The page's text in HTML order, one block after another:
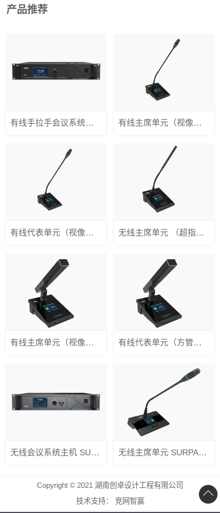
产品推荐
有线手拉手会议系统主机（4+1+1视像高清矩阵） SURPASS / S200 有线主席单元（视像跟踪） SURPASS / S200AZ
有线代表单元（视像跟踪） SURPASS / S200AD 无线主席单元 （超指向性） SURPASS / W100BZ
有线主席单元（视像跟踪） SURPASS / S200CZ 有线代表单元（方管）（视像跟踪） SURPASS / S200CD
无线会议系统主机 SURPASS / W100 无线主席单元 SURPASS / W100AZ
Copyright © 2021 湖南创卓设计工程有限公司
技术支持：
竞网智赢